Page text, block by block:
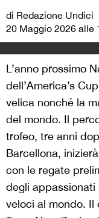
di Redazione Undici
20 Maggio 2026 alle
L’anno prossimo
dell’America’s
velica nonché la
del mondo. Il
trofeo, tre anni
Barcellona,
con le regate
degli appassionati
veloci al mondo.